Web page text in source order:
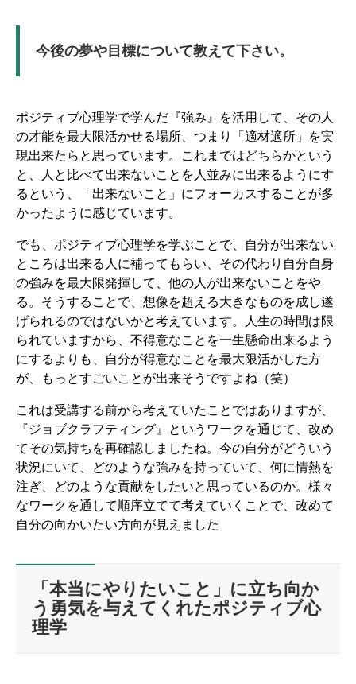
今後の夢や目標について教えて下さい。
ポジティブ心理学で学んだ『強み』を活用して、その人
の才能を最大限活かせる場所、つまり「適材適所」を実
現出来たらと思っています。これまではどちらかという
と、人と比べて出来ないことを人並みに出来るようにす
るという、「出来ないこと」にフォーカスすることが多
かったように感じています。
でも、ポジティブ心理学を学ぶことで、自分が出来ない
ところは出来る人に補ってもらい、その代わり自分自身
の強みを最大限発揮して、他の人が出来ないことをや
る。そうすることで、想像を超える大きなものを成し遂
げられるのではないかと考えています。人生の時間は限
られていますから、不得意なことを一生懸命出来るよう
にするよりも、自分が得意なことを最大限活かした方
が、もっとすごいことが出来そうですよね（笑）
これは受講する前から考えていたことではありますが、
『ジョブクラフティング』というワークを通じて、改め
てその気持ちを再確認しましたね。今の自分がどういう
状況にいて、どのような強みを持っていて、何に情熱を
注ぎ、どのような貢献をしたいと思っているのか。様々
なワークを通して順序立てて考えていくことで、改めて
自分の向かいたい方向が見えました
「本当にやりたいこと」に立ち向か
う勇気を与えてくれたポジティブ心
理学